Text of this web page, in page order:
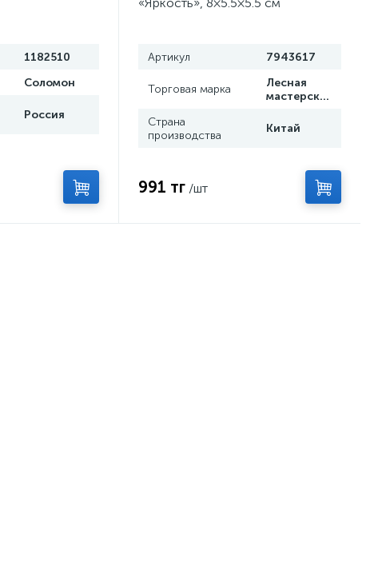
1182510
Соломон
Россия
Артикул 7943617
Торговая марка
Лесная
мастерская
Страна
производства
Китай
991 тг /шт